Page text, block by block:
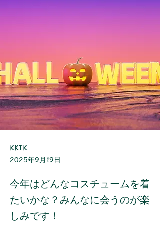
KKIK
2025年9月19日
今年はどんなコスチュームを着
たいかな？みんなに会うのが楽
しみです！